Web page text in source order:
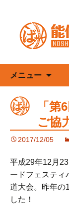
メニュー
ン
ツ
へ
ス
キ
プ
「
ご協
2017/12/05
平成29年12月
ードフェスティ
道大会。昨年の
した！